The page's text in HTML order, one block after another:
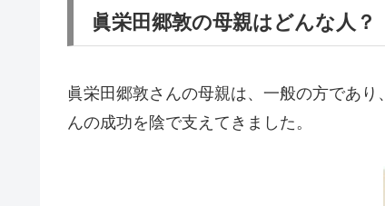
眞栄田郷敦の母親はどんな人？
眞栄田郷敦さんの母親は、一般の方であ
んの成功を陰で支えてきました。